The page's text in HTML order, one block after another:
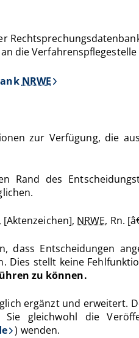
die Verfahrenspflegestelle
NRWE
zur Verfügung, die
Rand des
NRWE, Rn.
dass Entscheidungen
Dies stellt keine
zu können.
ergänzt und erweitert.
gleichwohl die
) wenden.